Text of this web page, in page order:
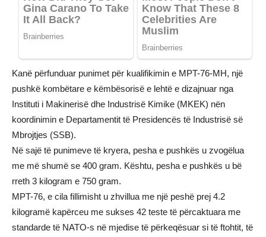
Kanë përfunduar punimet për kualifikimin e MPT-76-MH, një
pushkë kombëtare e këmbësorisë e lehtë e dizajnuar nga
Instituti i Makinerisë dhe Industrisë Kimike (MKEK) nën
koordinimin e Departamentit të Presidencës të Industrisë së
Mbrojtjes (SSB).
Në sajë të punimeve të kryera, pesha e pushkës u zvogëlua
me më shumë se 400 gram. Kështu, pesha e pushkës u bë
rreth 3 kilogram e 750 gram.
MPT-76, e cila fillimisht u zhvillua me një peshë prej 4.2
kilogramë kapërceu me sukses 42 teste të përcaktuara me
standarde të NATO-s në mjedise të përkeqësuar si të ftohtit, të